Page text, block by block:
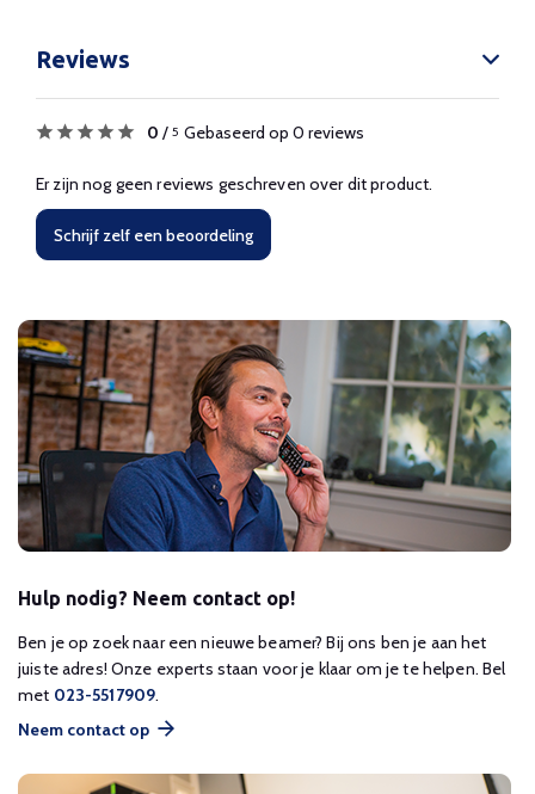
Reviews
0 / 5 Gebaseerd op 0 reviews
Er zijn nog geen reviews geschreven over dit product.
Schrijf zelf een beoordeling
Hulp nodig? Neem contact op!
Ben je op zoek naar een nieuwe beamer? Bij ons ben je aan het
juiste adres! Onze experts staan voor je klaar om je te helpen. Bel
met 023-5517909.
Neem contact op